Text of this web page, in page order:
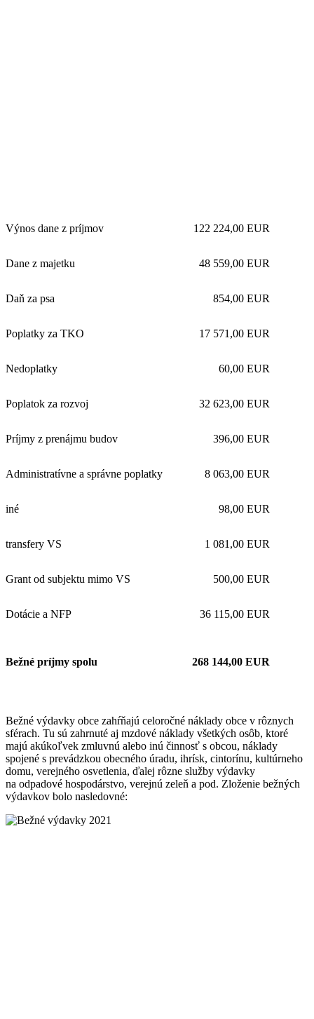
Výnos dane z príjmov 122 224,00 EUR
Dane z majetku 48 559,00 EUR
Daň za psa 854,00 EUR
Poplatky za TKO 17 571,00 EUR
Nedoplatky 60,00 EUR
Poplatok za rozvoj 32 623,00 EUR
Príjmy z prenájmu budov 396,00 EUR
Administratívne a správne poplatky 8 063,00 EUR
iné 98,00 EUR
transfery VS 1 081,00 EUR
Grant od subjektu mimo VS 500,00 EUR
Dotácie a NFP 36 115,00 EUR
Bežné príjmy spolu 268 144,00 EUR
Bežné výdavky obce zahŕňajú celoročné náklady obce v rôznych
sférach. Tu sú zahrnuté aj mzdové náklady všetkých osôb, ktoré
majú akúkoľvek zmluvnú alebo inú činnosť s obcou, náklady
spojené s prevádzkou obecného úradu, ihrísk, cintorínu, kultúrneho
domu, verejného osvetlenia, ďalej rôzne služby výdavky
na odpadové hospodárstvo, verejnú zeleň a pod. Zloženie bežných
výdavkov bolo nasledovné: